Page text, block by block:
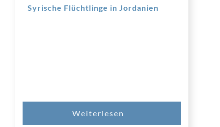
Syrische Flüchtlinge in Jordanien